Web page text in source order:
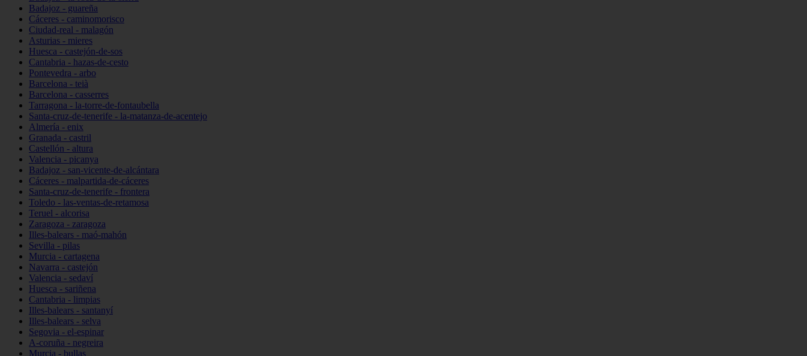
Badajoz - guareña
Cáceres - caminomorisco
Ciudad-real - malagón
Asturias - mieres
Huesca - castejón-de-sos
Cantabria - hazas-de-cesto
Pontevedra - arbo
Barcelona - teià
Barcelona - casserres
Tarragona - la-torre-de-fontaubella
Santa-cruz-de-tenerife - la-matanza-de-acentejo
Almería - enix
Granada - castril
Castellón - altura
Valencia - picanya
Badajoz - san-vicente-de-alcántara
Cáceres - malpartida-de-cáceres
Santa-cruz-de-tenerife - frontera
Toledo - las-ventas-de-retamosa
Teruel - alcorisa
Zaragoza - zaragoza
Illes-balears - maó-mahón
Sevilla - pilas
Murcia - cartagena
Navarra - castejón
Valencia - sedaví
Huesca - sariñena
Cantabria - limpias
Illes-balears - santanyí
Illes-balears - selva
Segovia - el-espinar
A-coruña - negreira
Murcia - bullas